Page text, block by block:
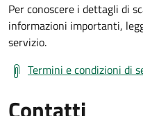
Per conoscere i dettagli di
informazioni importanti,
servizio.
Termini e condizioni di